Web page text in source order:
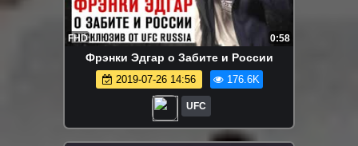
FHD 0:58
Фрэнки Эдгар о Забите и России
2019-07-26 14:56 176.6K
UFC